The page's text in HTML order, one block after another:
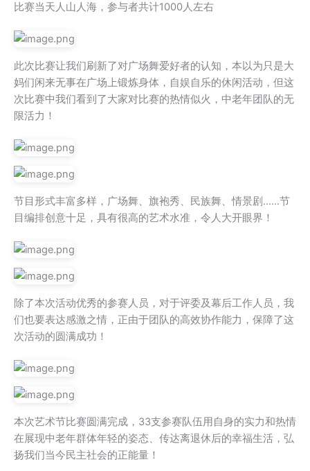
比赛当天人山人海，参与者共计1000人左右
此次比赛让我们刷新了对广场舞爱好者的认知，本以为只是大
妈们闲来无事在广场上锻炼身体，自娱自乐的休闲活动，但这
次比赛中我们看到了大家对比赛的热情似火，中老年团队的无
限活力！
节目形式丰富多样，广场舞、旗袍秀、民族舞、情景剧……节
目编排创意十足，具有很高的艺术水准，令人大开眼界！
除了本次活动优秀的参赛人员，对于评委及幕后工作人员，我
们也要表达感激之情，正由于团队的高效协作能力，保障了这
次活动的圆满成功！
本次艺术节比赛圆满完成，33支参赛队伍用自身的实力和热情
在展现中老年群体年轻的姿态、传达离退休后的幸福生活，弘
扬我们当今民主社会的正能量！